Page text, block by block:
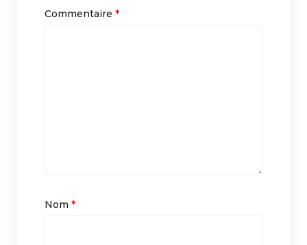
Commentaire *
Nom *